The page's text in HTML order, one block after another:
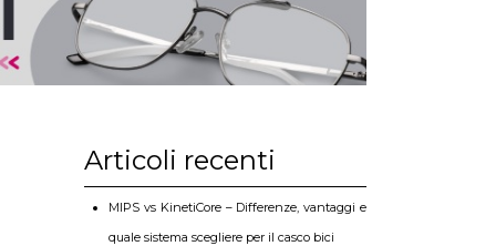
Articoli recenti
MIPS vs KinetiCore – Differenze, vantaggi e
quale sistema scegliere per il casco bici